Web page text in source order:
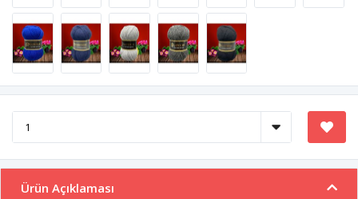
Ürün Açıklaması